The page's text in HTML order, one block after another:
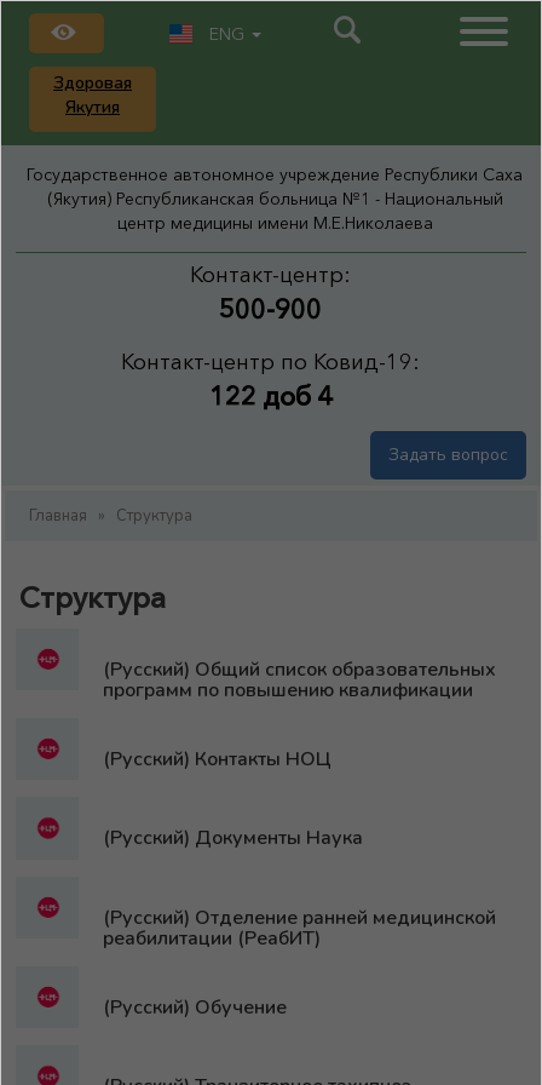
Здоровая
Якутия
ENG
Государственное автономное учреждение Республики Саха
(Якутия) Республиканская больница №1 - Национальный
центр медицины имени М.Е.Николаева
Контакт-центр:
500-900
Контакт-центр по Ковид-19:
122 доб 4
Задать вопрос
Главная » Структура
Структура
(Русский) Общий список образовательных
программ по повышению квалификации
(Русский) Контакты НОЦ
(Русский) Документы Наука
(Русский) Отделение ранней медицинской
реабилитации (РеабИТ)
(Русский) Обучение